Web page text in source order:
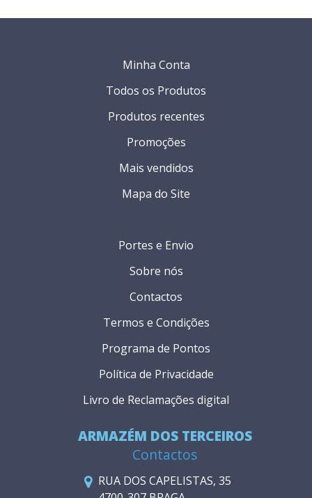
ARMAZÉM DOS TERCEIROS
Contactos
RUA DOS CAPELISTAS, 35
Portes e Envio
Sobre nós
Contactos
Termos e Condições
Programa de Pontos
Política de Privacidade
Livro de Reclamações digital
Minha Conta
Todos os Produtos
Produtos recentes
Promoções
Mais vendidos
Mapa do Site